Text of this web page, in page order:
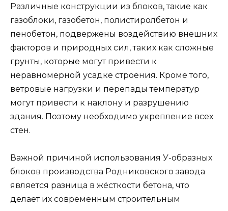
Различные конструкции из блоков, такие как
газоблоки, газобетон, полистиролбетон и
пенобетон, подвержены воздействию внешних
факторов и природных сил, таких как сложные
грунты, которые могут привести к
неравномерной усадке строения. Кроме того,
ветровые нагрузки и перепады температур
могут привести к наклону и разрушению
здания. Поэтому необходимо укрепление всех
стен.
Важной причиной использования У-образных
блоков производства Родниковского завода
является разница в жёсткости бетона, что
делает их современным строительным